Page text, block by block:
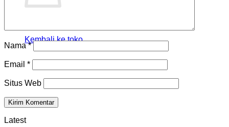
Kembali ke toko
Nama*
Email *
Situs Web
Latest